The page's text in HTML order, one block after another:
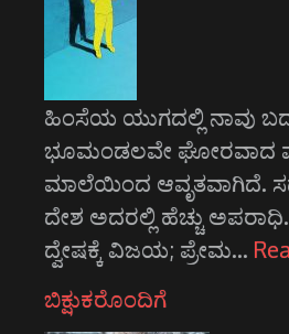
ಹಿಂಸೆಯ ಯುಗದಲ್ಲಿ ನಾವು
ಭೂಮಂಡಲವೇ ಘೋರವಾದ
ಮಾಲೆಯಿಂದ ಆವೃತವಾಗಿದೆ.
ದೇಶ ಅದರಲ್ಲಿ ಹೆಚ್ಚು ಅಪರಾಧಿ.
ದ್ವೇಷಕ್ಕೆ ವಿಜಯ; ಪ್ರೇಮ…
ಬಿಕ್ಷುಕರೊಂದಿಗೆ